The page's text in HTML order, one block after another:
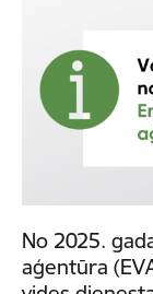
No 2025.
aģentūra